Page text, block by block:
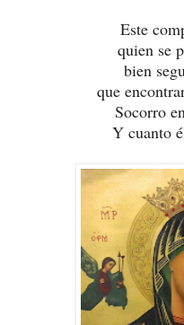
Este
quien se
bien
que
Socorro
Y cuanto